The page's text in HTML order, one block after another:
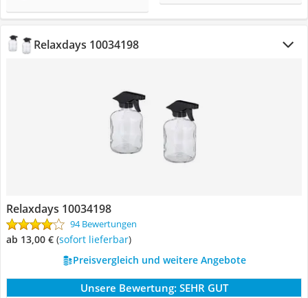
Relaxdays 10034198
Relaxdays 10034198
94 Bewertungen
ab 13,00 € ( Sofort lieferbar)
Preisvergleich und weitere Angebote
Unsere Bewertung: SEHR GUT